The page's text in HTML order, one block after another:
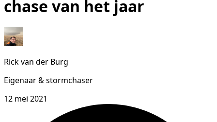
chase van het jaar
Rick van der Burg
Eigenaar & stormchaser
12 mei 2021